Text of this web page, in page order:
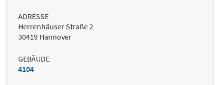
ADRESSE
Herrenhäuser Straße 2
30419 Hannover
GEBÄUDE
4104